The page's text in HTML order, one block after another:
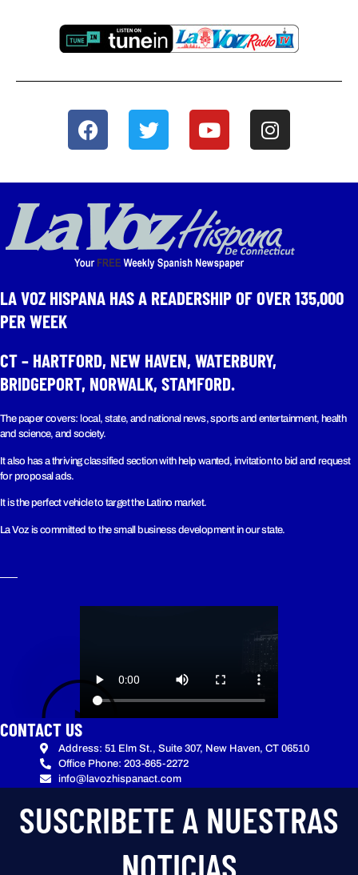
LA VOZ HISPANA HAS A READERSHIP OF OVER 135,000
PER WEEK​
CT – HARTFORD, NEW HAVEN, WATERBURY,
BRIDGEPORT, NORWALK, STAMFORD.
The paper covers: local, state, and national news, sports and entertainment, health
and science, and society.
It also has a thriving classified section with help wanted, invitation to bid and request
for proposal ads.
It is the perfect vehicle to target the Latino market.
La Voz is committed to the small business development in our state.
CONTACT US
Address: 51 Elm St., Suite 307, New Haven, CT 06510
Office Phone: 203-865-2272
info@lavozhispanact.com
SUSCRIBETE A NUESTRAS
NOTICIAS